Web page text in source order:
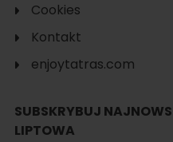
Cookies
Kontakt
enjoytatras.com
SUBSKRYBUJ
LIPTOWA